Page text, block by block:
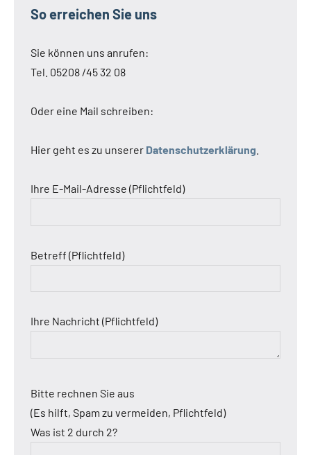
So erreichen Sie uns
Sie können uns anrufen:
Tel. 05208 /45 32 08
Oder eine Mail schreiben:
Hier geht es zu unserer Datenschutzerklärung
Ihre E-Mail-Adresse (Pflichtfeld)
Betreff (Pflichtfeld)
Ihre Nachricht (Pflichtfeld)
Bitte rechnen Sie aus
(Es hilft, Spam zu vermeiden, Pflichtfeld)
Was ist 2 durch 2?